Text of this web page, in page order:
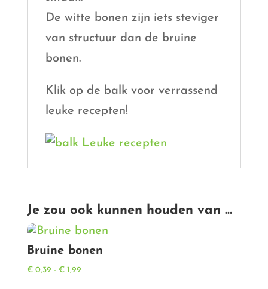
De witte bonen zijn iets steviger
van structuur dan de bruine
bonen.
Klik op de balk voor verrassend
leuke recepten!
Je zou ook kunnen houden van …
Bruine bonen
€0,39 - €1,99Prijsklasse: